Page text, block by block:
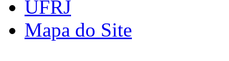
UFRJ
Mapa do Site